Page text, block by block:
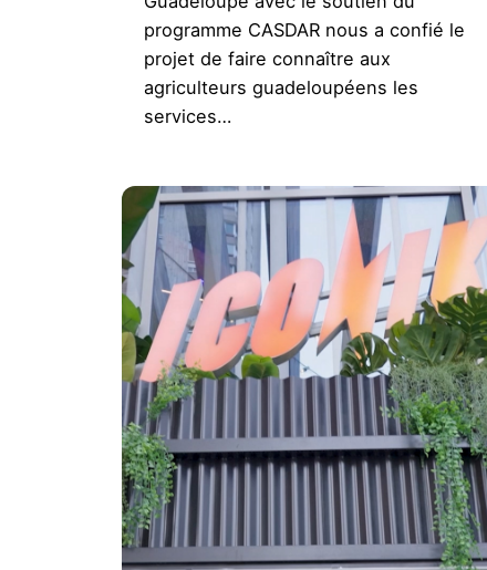
programme CASDAR nous a confié le
projet de faire connaître aux
agriculteurs guadeloupéens les
services…